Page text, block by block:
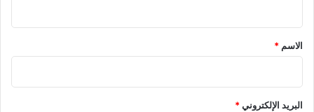
*
الاسم *
البريد الإلكتروني*